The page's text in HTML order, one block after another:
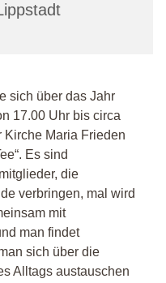
sich über das Jahr
17.00 Uhr bis circa
Kirche Maria Frieden
Es sind
die
verbringen, mal wird
mit
man findet
sich über die
Alltags austauschen